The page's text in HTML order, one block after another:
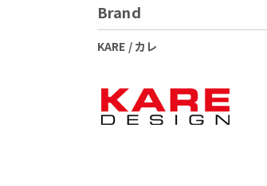
Brand
KARE / カレ